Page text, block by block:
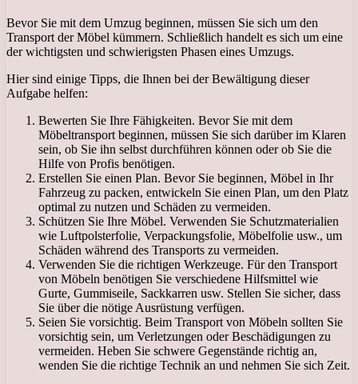
Bevor Sie mit dem Umzug beginnen, müssen Sie sich um den
Transport der Möbel kümmern. Schließlich handelt es sich um eine
der wichtigsten und schwierigsten Phasen eines Umzugs.
Hier sind einige Tipps, die Ihnen bei der Bewältigung dieser
Aufgabe helfen:
Bewerten Sie Ihre Fähigkeiten. Bevor Sie mit dem
Möbeltransport beginnen, müssen Sie sich darüber im Klaren
sein, ob Sie ihn selbst durchführen können oder ob Sie die
Hilfe von Profis benötigen.
Erstellen Sie einen Plan. Bevor Sie beginnen, Möbel in Ihr
Fahrzeug zu packen, entwickeln Sie einen Plan, um den Platz
optimal zu nutzen und Schäden zu vermeiden.
Schützen Sie Ihre Möbel. Verwenden Sie Schutzmaterialien
wie Luftpolsterfolie, Verpackungsfolie, Möbelfolie usw., um
Schäden während des Transports zu vermeiden.
Verwenden Sie die richtigen Werkzeuge. Für den Transport
von Möbeln benötigen Sie verschiedene Hilfsmittel wie
Gurte, Gummiseile, Sackkarren usw. Stellen Sie sicher, dass
Sie über die nötige Ausrüstung verfügen.
Seien Sie vorsichtig. Beim Transport von Möbeln sollten Sie
vorsichtig sein, um Verletzungen oder Beschädigungen zu
vermeiden. Heben Sie schwere Gegenstände richtig an,
wenden Sie die richtige Technik an und nehmen Sie sich Zeit.